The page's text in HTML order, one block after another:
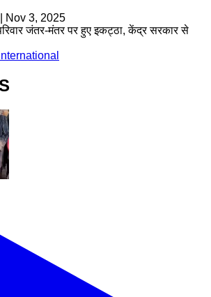
Nov 3, 2025
जंतर-मंतर पर हुए इकट्ठा, केंद्र सरकार से